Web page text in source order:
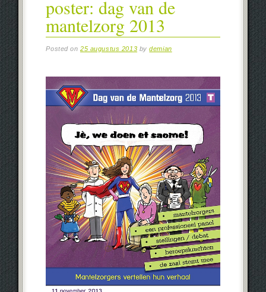
poster: dag van de
mantelzorg 2013
Posted on25 augustus 2013 bydemian